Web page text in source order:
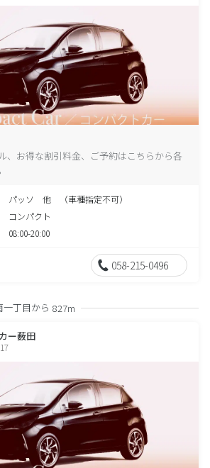
、お得な割引料金、ご予約はこちらから各
パッソ 他 （車種指定不可）
コンパクト
08:00-20:00
058-215-0496
丁目から 827m
ー薮田